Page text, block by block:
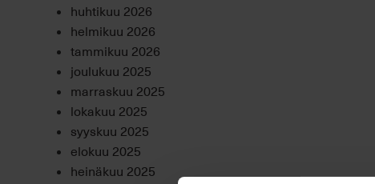
huhtikuu 2026
helmikuu 2026
tammikuu 2026
joulukuu 2025
marraskuu 2025
lokakuu 2025
syyskuu 2025
elokuu 2025
heinäkuu 2025